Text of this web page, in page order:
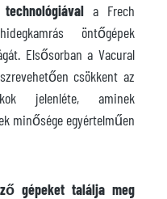
a Frech
öntőgépek
Elsősorban a Vacural
csökkent az
jelenléte, aminek
minősége egyértelműen
gépeket találja meg